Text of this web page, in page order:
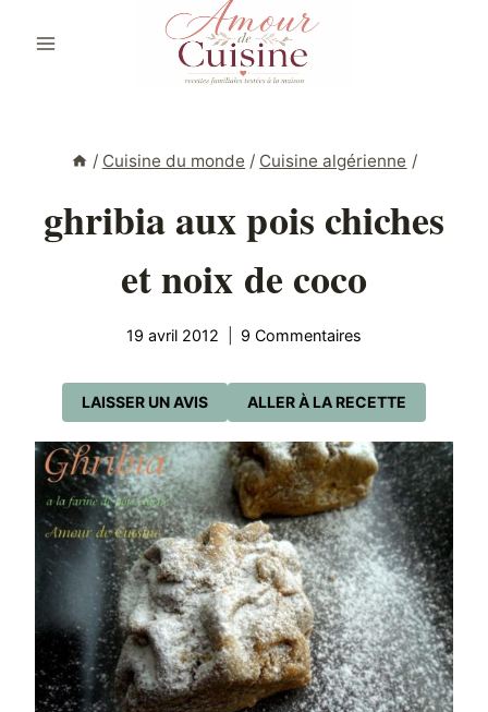
/ Cuisine du monde / Cuisine algérienne /
ghribia aux pois chiches
et noix de coco
19 avril 2012 9 Commentaires
ALLER À LA RECETTE
LAISSER UN AVIS